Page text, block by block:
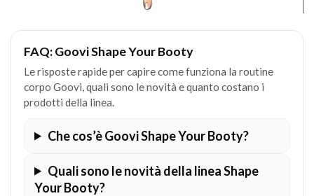
FAQ: Goovi Shape Your Booty
Le risposte rapide per capire come funziona la routine
corpo Goovi, quali sono le novità e quanto costano i
prodotti della linea.
Che cos’è Goovi Shape Your Booty?
Quali sono le novità della linea Shape
Your Booty?